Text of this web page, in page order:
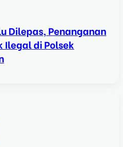
Dilepas, Penanganan
Ilegal di Polsek